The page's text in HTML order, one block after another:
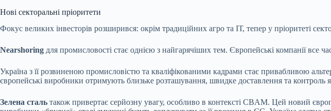
Нові секторальні пріоритети
Фокус великих інвесторів розширився: окрім традиційних агро та ІТ, тепер у пріоритеті
Nearshoring для промисловості стає однією з найгарячіших тем. Європейські компанії все
Україна з її розвиненою промисловістю та кваліфікованими кадрами стає привабливою
європейські виробники отримують близьке розташування, швидке доставлення та контроль
Зелена сталь також привертає серйозну увагу, особливо в контексті CBAM. Цей новий